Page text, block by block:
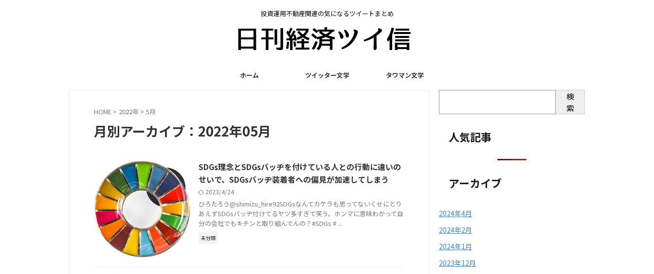
投資運用不動産関連の気になるツイートまとめ
ホーム ツイッター文学 タワマン文学
HOME > 2022年 > 5月
月別アーカイブ：2022年05月
SDGs理念とSDGsバッヂを付けている人との行動に違いの
せいで、SDGsバッヂ装着者への偏見が加速してしまう
2023/4/24
ひろたろう@shimizu_hire92SDGsなんてカケラも思ってないくせにとり
あえずSDGsバッヂ付けてるヤツ多すぎて笑う。ホンマに意味わかって自
分の会社でもキチンと取り組んでんの？#SDGs # ...
未分類
検
索
人気記事
アーカイブ
2024年4月
2024年2月
2024年1月
2023年12月